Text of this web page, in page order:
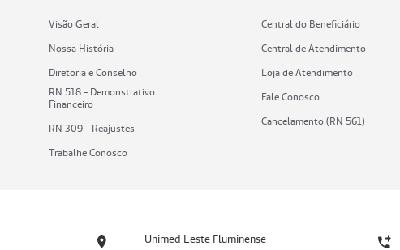
Visão Geral
Nossa História
Diretoria e Conselho
RN 518 - Demonstrativo
Financeiro
RN 309 - Reajustes
Trabalhe Conosco
Central do Beneficiário
Central de Atendimento
Loja de Atendimento
Fale Conosco
Cancelamento (RN 561)
Unimed Leste Fluminense